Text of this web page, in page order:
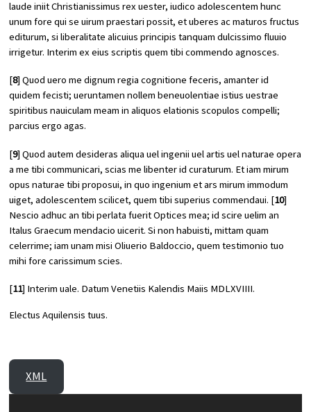
laude iniit Christianissimus rex uester, iudico adolescentem hunc
unum fore qui se uirum praestari possit, et uberes ac maturos fructus
editurum, si liberalitate alicuius principis tanquam dulcissimo fluuio
irrigetur. Interim ex eius scriptis quem tibi commendo agnosces.
[8] Quod uero me dignum regia cognitione feceris, amanter id
quidem fecisti; ueruntamen nollem beneuolentiae istius uestrae
spiritibus nauiculam meam in aliquos elationis scopulos compelli;
parcius ergo agas.
[9] Quod autem desideras aliqua uel ingenii uel artis uel naturae opera
a me tibi communicari, scias me libenter id curaturum. Et iam mirum
opus naturae tibi proposui, in quo ingenium et ars mirum immodum
uiget, adolescentem scilicet, quem tibi superius commendaui. [10]
Nescio adhuc an tibi perlata fueritOptices mea; id scire uelim an
Italus Graecum mendacio uicerit. Si non habuisti, mittam quam
celerrime; iam unam misi Oliuerio Baldoccio, quem testimonio tuo
mihi fore carissimum scies.
[11] Interim uale. Datum Venetiis Kalendis Maiis MDLXVIIII.
Electus Aquilensis tuus.
XML